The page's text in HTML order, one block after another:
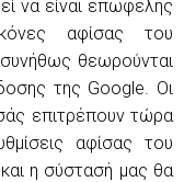
να είναι επωφελής
αφίσας του
θεωρούνται
της Google. Οι
επιτρέπουν τώρα
αφίσας του
η σύστασή μας θα